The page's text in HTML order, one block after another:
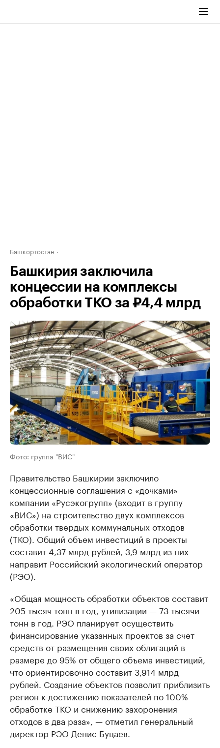
Башкортостан
Башкирия заключила
концессии на комплексы
обработки ТКО за ₽4,4 млрд
Фото: группа "ВИС"
Правительство Башкирии заключило
концессионные соглашения с «дочками»
компании «Русэкогрупп» (входит в группу
«ВИС») на строительство двух комплексов
обработки твердых коммунальных отходов
(ТКО). Общий объем инвестиций в проекты
составит 4,37 млрд рублей, 3,9 млрд из них
направит Российский экологический оператор
(РЭО).
«Общая мощность обработки объектов составит
205 тысяч тонн в год, утилизации — 73 тысячи
тонн в год. РЭО планирует осуществить
финансирование указанных проектов за счет
средств от размещения своих облигаций в
размере до 95% от общего объема инвестиций,
что ориентировочно составит 3,914 млрд
рублей. Создание объектов позволит приблизить
регион к достижению показателей по 100%
обработке ТКО и снижению захоронения
отходов в два раза», — отметил генеральный
директор РЭО Денис Буцаев.